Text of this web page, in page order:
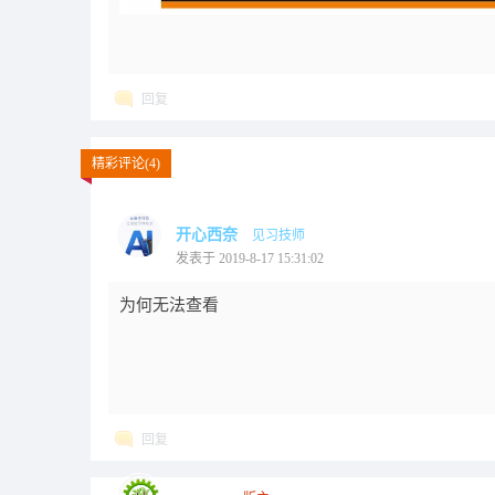
回复
精彩评论(4)
开心西奈
见习技师
发表于 2019-8-17 15:31:02
为何无法查看
回复